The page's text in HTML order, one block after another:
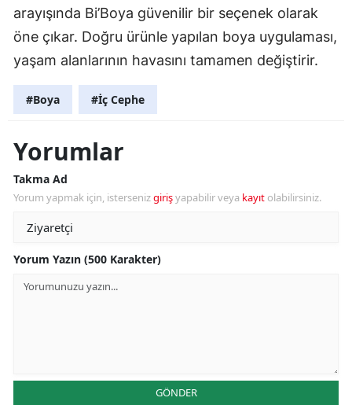
arayışında Bi’Boya güvenilir bir seçenek olarak
öne çıkar. Doğru ürünle yapılan boya uygulaması,
yaşam alanlarının havasını tamamen değiştirir.
#Boya #İç Cephe
Yorumlar
Takma Ad
Yorum yapmak için, istersenizgirişyapabilir veya kayıt olabilirsiniz.
Yorum Yazın (500 Karakter)
GÖNDER